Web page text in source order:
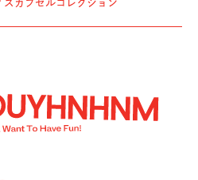
スカプセルコレクション